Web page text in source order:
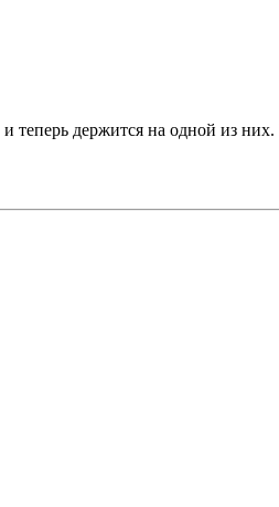
теперь держится на одной из